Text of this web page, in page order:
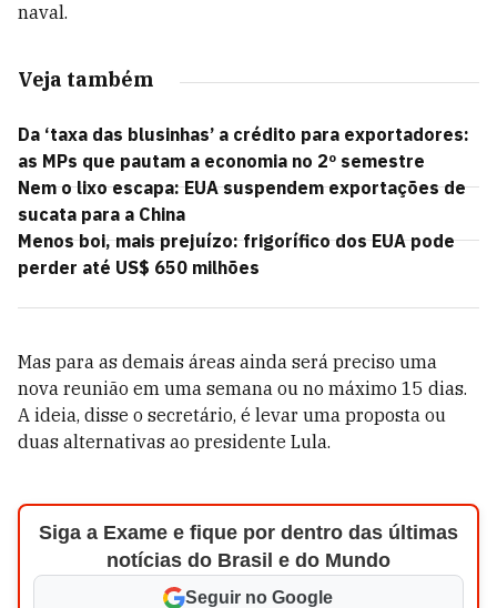
naval.
Veja também
Da ‘taxa das blusinhas’ a crédito para exportadores:
as MPs que pautam a economia no 2º semestre
Nem o lixo escapa: EUA suspendem exportações de
sucata para a China
Menos boi, mais prejuízo: frigorífico dos EUA pode
perder até US$ 650 milhões
Mas para as demais áreas ainda será preciso uma
nova reunião em uma semana ou no máximo 15 dias.
A ideia, disse o secretário, é levar uma proposta ou
duas alternativas ao presidente Lula.
Siga a Exame e fique por dentro das últimas
notícias do Brasil e do Mundo
Seguir no Google